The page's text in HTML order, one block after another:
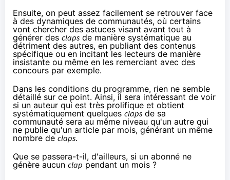
Ensuite, on peut assez facilement se retrouver face
à des dynamiques de communautés, où certains
vont chercher des astuces visant avant tout à
générer des claps de manière systématique au
détriment des autres, en publiant des contenus
spécifique ou en incitant les lecteurs de manière
insistante ou même en les remerciant avec des
concours par exemple.
Dans les conditions du programme, rien ne semble
détaillé sur ce point. Ainsi, il sera intéressant de voir
si un auteur qui est très prolifique et obtient
systématiquement quelques claps de sa
communauté sera au même niveau qu'un autre qui
ne publie qu'un article par mois, générant un même
nombre de claps.
Que se passera-t-il, d'ailleurs, si un abonné ne
génère aucun clap pendant un mois ?